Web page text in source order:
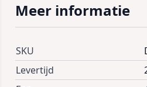
Meer informatie
SKU
Levertijd